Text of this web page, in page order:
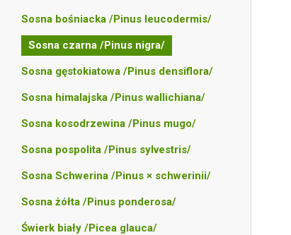
Sosna bośniacka /Pinus leucodermis/
Sosna czarna /Pinus nigra/
Sosna gęstokiatowa /Pinus densiflora/
Sosna himalajska /Pinus wallichiana/
Sosna kosodrzewina /Pinus mugo/
Sosna pospolita /Pinus sylvestris/
Sosna Schwerina /Pinus × schwerinii/
Sosna żółta /Pinus ponderosa/
Świerk biały /Picea glauca/